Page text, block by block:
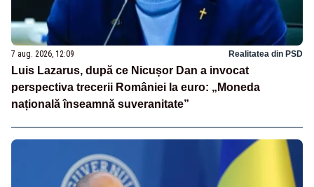
7 aug. 2026, 12:09 Realitatea din PSD
Luis Lazarus, după ce Nicușor Dan a invocat
perspectiva trecerii României la euro: „Moneda
națională înseamnă suveranitate”